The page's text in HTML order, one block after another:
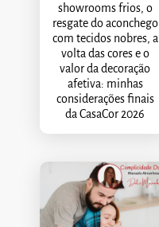
showrooms frios, o
resgate do aconchego
com tecidos nobres, a
volta das cores e o
valor da decoração
afetiva: minhas
considerações finais
da CasaCor 2026